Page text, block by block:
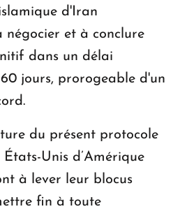
d'Iran
négocier et à conclure
dans un délai
jours, prorogeable d'un
du présent protocole
États-Unis d’Amérique
à lever leur blocus
fin à toute